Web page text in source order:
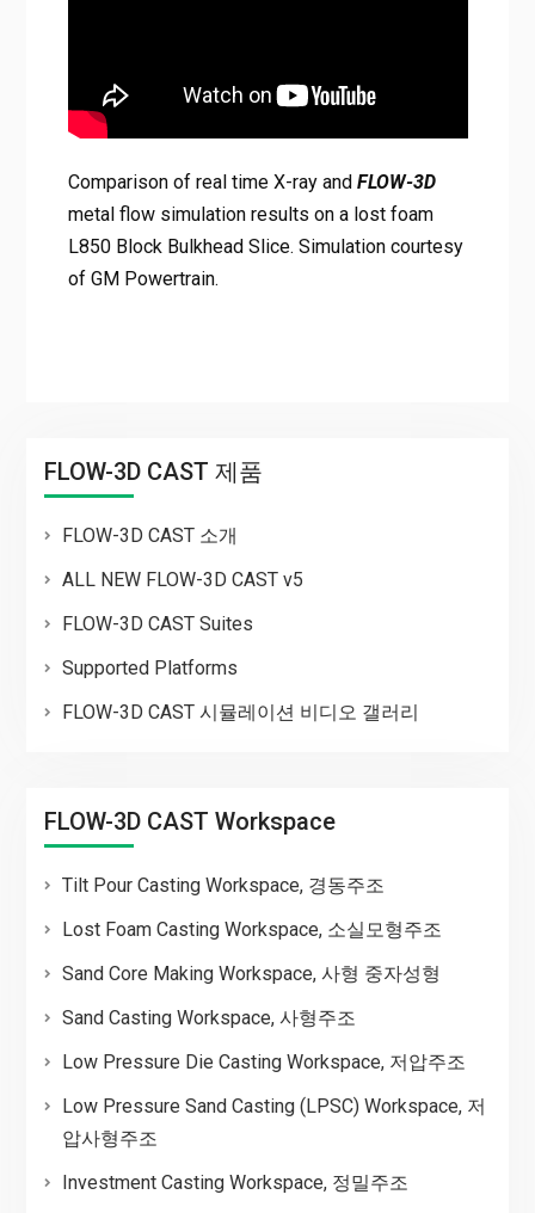
Comparison of real time X-ray and FLOW-3D
metal flow simulation results on a lost foam
L850 Block Bulkhead Slice. Simulation courtesy
of GM Powertrain.
FLOW-3D CAST 제품
FLOW-3D CAST 소개
ALL NEW FLOW-3D CAST v5
FLOW-3D CAST Suites
Supported Platforms
FLOW-3D CAST 시뮬레이션 비디오 갤러리
FLOW-3D CAST Workspace
Tilt Pour Casting Workspace, 경동주조
Lost Foam Casting Workspace, 소실모형주조
Sand Core Making Workspace, 사형 중자성형
Sand Casting Workspace, 사형주조
Low Pressure Die Casting Workspace, 저압주조
Low Pressure Sand Casting (LPSC) Workspace, 저
압사형주조
Investment Casting Workspace, 정밀주조